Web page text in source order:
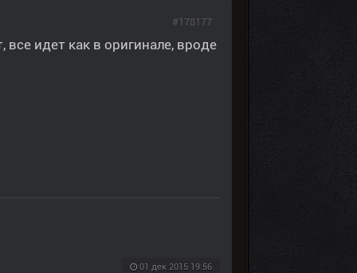
идет как в оригинале, вроде
01 дек 2015 19:56
#178177